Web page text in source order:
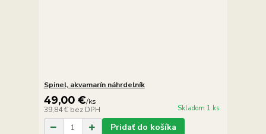
Spinel, akvamarín náhrdelník
49,00 €/ks
39,84 € bez DPH Skladom 1 ks
Pridať do košíka